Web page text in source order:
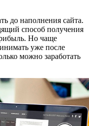
до наполнения сайта.
способ получения
Но чаще
уже после
можно заработать